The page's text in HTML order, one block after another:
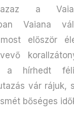
a
Vaiana
először
a hírhedt
vár rájuk,
bőséges